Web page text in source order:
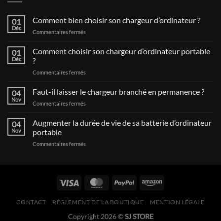
01
Déc
Comment bien choisir son chargeur d’ordinateur ?
Commentaires fermés
bien
choisir
chargeur
?
01
Déc
Comment choisir son chargeur d’ordinateur portable
?
Commentaires fermés
choisir
son
chargeur
portable
04
Nov
Faut-il laisser le chargeur branché en permanence ?
Commentaires fermés
laisser
chargeur
04
Nov
Augmenter la durée de vie de sa batterie d’ordinateur
portable
Commentaires fermés
vie
sa
d’ordinateur
CONTACT RÈGLEMENT DE LA BOUTIQUE MENTION LÉGALE
Copyright 2026 ©SJ STORE